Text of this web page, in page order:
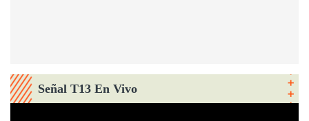
Señal T13 En Vivo